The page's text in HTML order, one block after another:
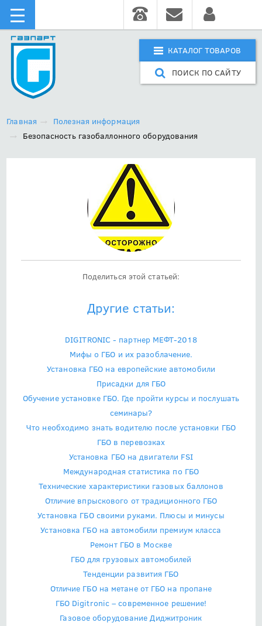
КАТАЛОГ ТОВАРОВ
ПОИСК ПО САЙТУ
Главная
Полезная информация
Безопасность газобаллонного оборудования
Поделиться этой статьей:
Другие статьи:
DIGITRONIC - партнер МЕФТ-2018
Мифы о ГБО и их разоблачение.
Установка ГБО на европейские автомобили
Присадки для ГБО
Обучение установке ГБО. Где пройти курсы и послушать
семинары?
Что необходимо знать водителю после установки ГБО
ГБО в перевозках
Установка ГБО на двигатели FSI
Международная статистика по ГБО
Технические характеристики газовых баллонов
Отличие впрыскового от традиционного ГБО
Установка ГБО своими руками. Плюсы и минусы
Установка ГБО на автомобили премиум класса
Ремонт ГБО в Москве
ГБО для грузовых автомобилей
Тенденции развития ГБО
Отличие ГБО на метане от ГБО на пропане
ГБО Digitronic – современное решение!
Газовое оборудование Диджитроник